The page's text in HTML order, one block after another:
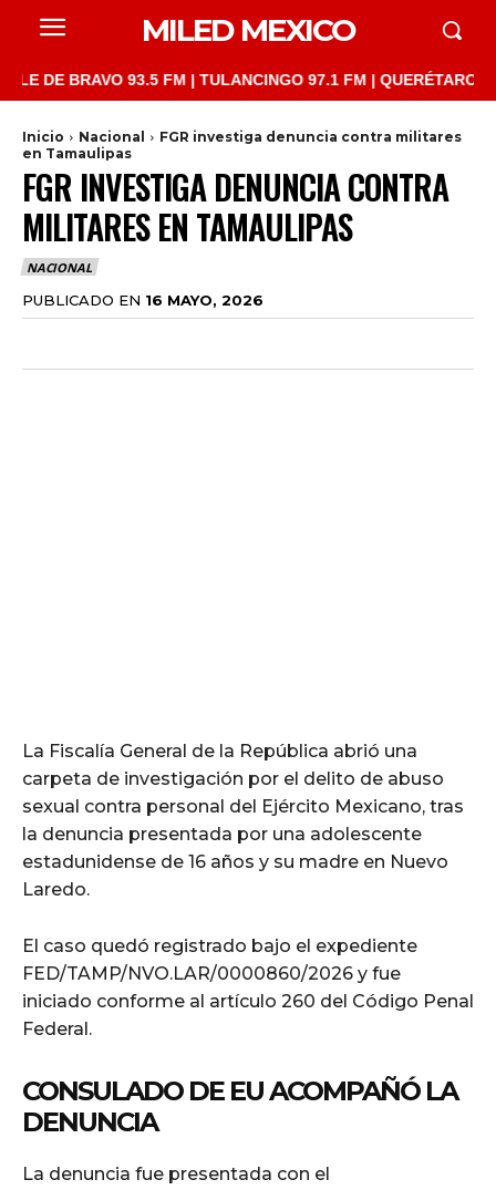
MILED MEXICO
BRAVO 93.5 FM | TULANCINGO 97.1 FM | QUERÉTARO
Inicio Nacional
FGR investiga denuncia contra militares
en Tamaulipas
FGR INVESTIGA DENUNCIA CONTRA
MILITARES EN TAMAULIPAS
NACIONAL
PUBLICADO EN 16 MAYO, 2026
La Fiscalía General de la República abrió una
carpeta de investigación por el delito de abuso
sexual contra personal del Ejército Mexicano, tras
la denuncia presentada por una adolescente
estadunidense de 16 años y su madre en Nuevo
Laredo.
El caso quedó registrado bajo el expediente
FED/TAMP/NVO.LAR/0000860/2026 y fue
iniciado conforme al artículo 260 del Código Penal
Federal.
CONSULADO DE EU ACOMPAÑÓ LA
DENUNCIA
La denuncia fue presentada con el